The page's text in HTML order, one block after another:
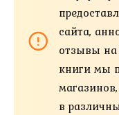
сайта,
отзывы на
книги мы
в